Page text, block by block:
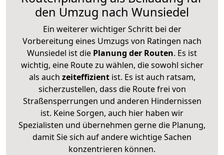
den Umzug nach Wunsiedel
Ein weiterer wichtiger Schritt bei der
Vorbereitung eines Umzugs von Ratingen nach
Wunsiedel ist die Planung der Routen. Es ist
wichtig, eine Route zu wählen, die sowohl sicher
als auch zeiteffizientist. Es ist auch ratsam,
sicherzustellen, dass die Route frei von
Straßensperrungen und anderen Hindernissen
ist. Keine Sorgen, auch hier haben wir
Spezialisten und übernehmen gerne die Planung,
damit Sie sich auf andere wichtige Sachen
konzentrieren können.